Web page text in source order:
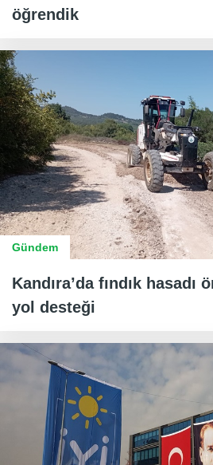
öğrendik
Gündem
Kandıra’da fındık
yol desteği